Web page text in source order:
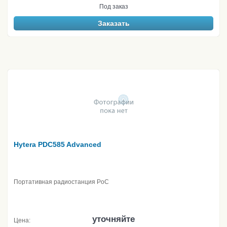
Под заказ
Заказать
Hytera PDC585 Advanced
Портативная радиостанция PoC
Цена: уточняйте